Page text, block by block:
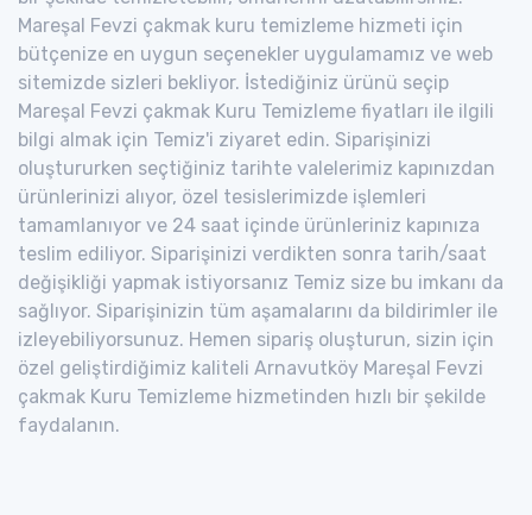
Mareşal Fevzi çakmak kuru temizleme hizmeti için
bütçenize en uygun seçenekler uygulamamız ve web
sitemizde sizleri bekliyor. İstediğiniz ürünü seçip
Mareşal Fevzi çakmak Kuru Temizleme fiyatları ile ilgili
bilgi almak için Temiz'i ziyaret edin. Siparişinizi
oluştururken seçtiğiniz tarihte valelerimiz kapınızdan
ürünlerinizi alıyor, özel tesislerimizde işlemleri
tamamlanıyor ve 24 saat içinde ürünleriniz kapınıza
teslim ediliyor. Siparişinizi verdikten sonra tarih/saat
değişikliği yapmak istiyorsanız Temiz size bu imkanı da
sağlıyor. Siparişinizin tüm aşamalarını da bildirimler ile
izleyebiliyorsunuz. Hemen sipariş oluşturun, sizin için
özel geliştirdiğimiz kaliteli Arnavutköy Mareşal Fevzi
çakmak Kuru Temizleme hizmetinden hızlı bir şekilde
faydalanın.